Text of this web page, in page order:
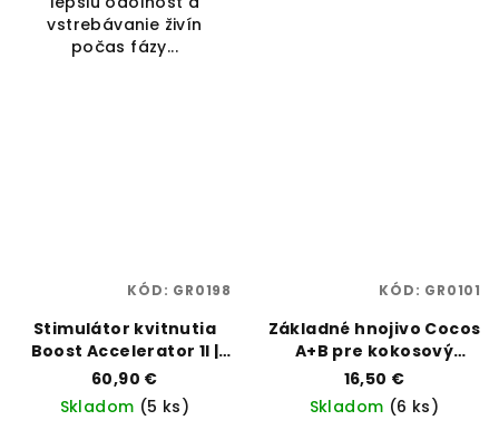
vstrebávanie živín
počas fázy...
Stimulátor kvitnutia
Boost Accelerator 1l |
Canna | Vaporama
60,90 €
Skladom (5 ks)
KÓD: GR0198
Základné hnojivo Cocos
A+B pre kokosový
substrát 1 L | Plagron |
Vaporama
16,50 €
Skladom (6 ks)
KÓD: GR0101